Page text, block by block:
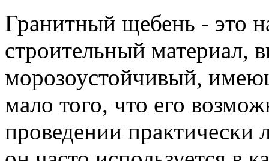
Гранитный щебень - это
строительный материал,
морозоустойчивый,
мало того, что его
проведении практически